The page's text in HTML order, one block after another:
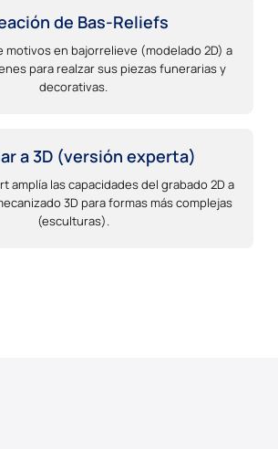
de Bas-Reliefs
motivos en bajorrelieve (modelado 2D) a
para realzar sus piezas funerarias y
decorativas.
a 3D (versión experta)
amplía las capacidades del grabado 2D a
3D para formas más complejas
(esculturas).